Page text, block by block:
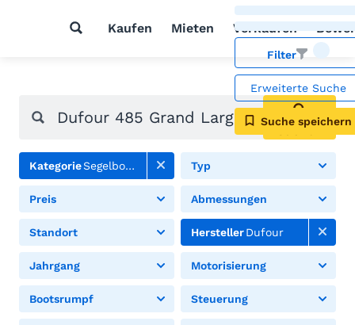
Kaufen Mieten Verkaufen
Filter
Erweiterte Suche
Suche speichern
Suchen
KategorieSegelboote Typ
Preis Abmessungen
Standort HerstellerDufour
Jahrgang Motorisierung
Bootsrumpf Steuerung